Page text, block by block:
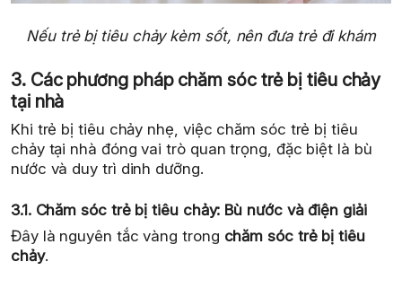
Nếu trẻ bị tiêu chảy kèm sốt, nên đưa trẻ đi khám
3. Các phương pháp chăm sóc trẻ bị tiêu chảy
tại nhà
Khi trẻ bị tiêu chảy nhẹ, việc chăm sóc trẻ bị tiêu
chảy tại nhà đóng vai trò quan trọng, đặc biệt là bù
nước và duy trì dinh dưỡng.
3.1. Chăm sóc trẻ bị tiêu chảy: Bù nước và điện giải
Đây là nguyên tắc vàng trong chăm sóc trẻ bị tiêu
chảy.